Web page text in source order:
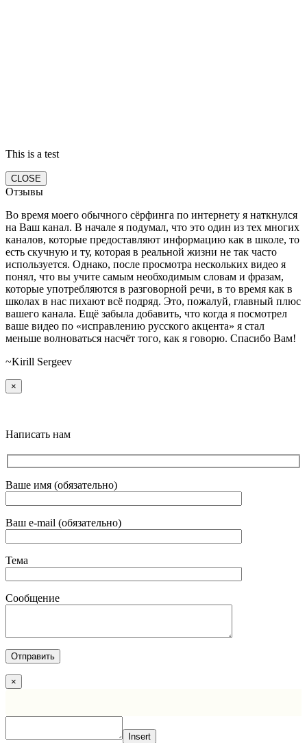
This is a test
CLOSE
Отзывы
Во время моего обычного сёрфинга по интернету я наткнулся
на Ваш канал. В начале я подумал, что это один из тех многих
каналов, которые предоставляют информацию как в школе, то
есть скучную и ту, которая в реальной жизни не так часто
используется. Однако, после просмотра нескольких видео я
понял, что вы учите самым необходимым словам и фразам,
которые употребляются в разговорной речи, в то время как в
школах в нас пихают всё подряд. Это, пожалуй, главный плюс
вашего канала. Ещё забыла добавить, что когда я посмотрел
ваше видео по «исправлению русского акцента» я стал
меньше волноваться насчёт того, как я говорю. Спасибо Вам!
~Kirill Sergeev
×
Написать нам
Ваше имя (обязательно)
Ваш e-mail (обязательно)
Тема
Сообщение
×
Insert